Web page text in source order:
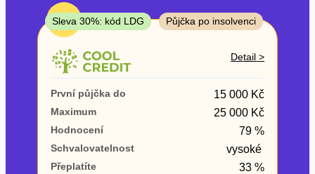
ano
ne
TOP
Sleva 30%: kód LDG Půjčka po insolvenci
Detail >
První půjčka do 15 000 Kč
Maximum 25 000 Kč
Hodnocení 79 %
Schvalovatelnost vysoké
Přeplatíte
33 %